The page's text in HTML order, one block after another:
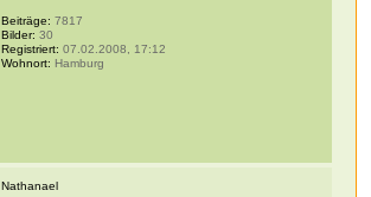
Beiträge: 7817
Bilder: 30
Registriert: 07.02.2008, 17:12
Wohnort: Hamburg
Nathanael